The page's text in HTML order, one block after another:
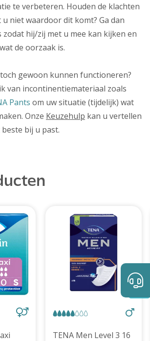
te verbeteren. Houden de klachten
u niet waardoor dit komt? Ga dan
zodat hij/zij met u mee kan kijken en
de oorzaak is.
gewoon kunnen functioneren?
van incontinentiemateriaal zoals
Pants om uw situatie (tijdelijk) wat
Onze Keuzehulp kan u vertellen
bij u past.
TENA Men Level 3 16